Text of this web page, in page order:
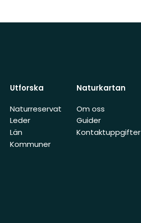
Utforska
Naturreservat
Leder
Län
Kommuner
Naturkartan
Om oss
Guider
Kontaktuppgifter